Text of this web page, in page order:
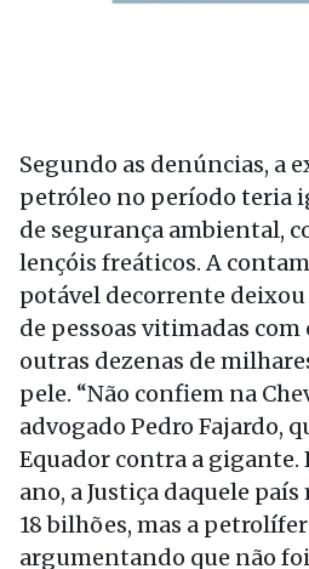
Segundo as denúncias, a
petróleo no período teria
de segurança ambiental,
lençóis freáticos. A
potável decorrente deixou
de pessoas vitimadas com
outras dezenas de
pele. “Não confiem na
advogado Pedro Fajardo,
Equador contra a gigante.
ano, a Justiça daquele
18 bilhões, mas a
argumentando que não foi